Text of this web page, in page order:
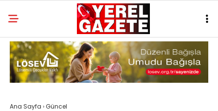
Ana Sayfa ›Güncel